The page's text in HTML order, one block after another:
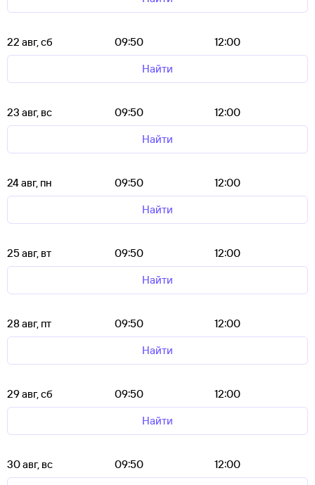
22 авг, сб 09:50
12:00
Найти
23 авг, вс 09:50
12:00
Найти
24 авг, пн 09:50
12:00
Найти
25 авг, вт 09:50
12:00
Найти
28 авг, пт 09:50
12:00
Найти
29 авг, сб 09:50
12:00
Найти
30 авг, вс 09:50
12:00